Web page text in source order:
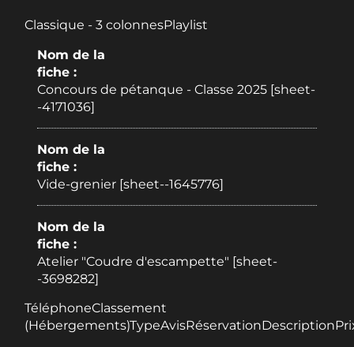
Classique - 3 colonnesPlaylist
Nom de la
fiche :
Concours de pétanque - Classe 2025 [sheet-
-4171036]
Nom de la
fiche :
Vide-grenier [sheet--1645776]
Nom de la
fiche :
Atelier "Coudre d'escampette" [sheet-
-3698282]
TéléphoneClassement